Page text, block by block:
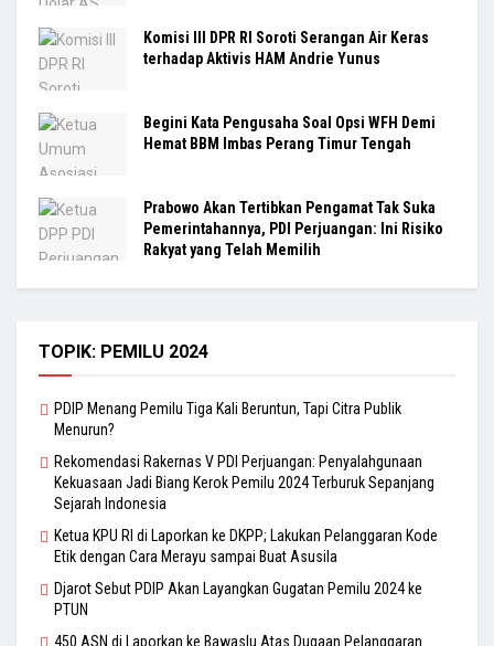
Komisi III DPR RI Soroti Serangan Air Keras
terhadap Aktivis HAM Andrie Yunus
Begini Kata Pengusaha Soal Opsi WFH Demi
Hemat BBM Imbas Perang Timur Tengah
Prabowo Akan Tertibkan Pengamat Tak Suka
Pemerintahannya, PDI Perjuangan: Ini Risiko
Rakyat yang Telah Memilih
TOPIK: PEMILU 2024
PDIP Menang Pemilu Tiga Kali Beruntun, Tapi Citra Publik
Menurun?
Rekomendasi Rakernas V PDI Perjuangan: Penyalahgunaan
Kekuasaan Jadi Biang Kerok Pemilu 2024 Terburuk Sepanjang
Sejarah Indonesia
Ketua KPU RI di Laporkan ke DKPP; Lakukan Pelanggaran Kode
Etik dengan Cara Merayu sampai Buat Asusila
Djarot Sebut PDIP Akan Layangkan Gugatan Pemilu 2024 ke
PTUN
450 ASN di Laporkan ke Bawaslu Atas Dugaan Pelanggaran